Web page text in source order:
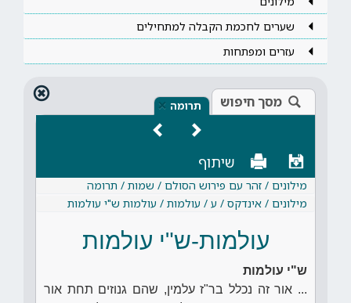
שערים לחכמת הקבלה למתחילים
עזרים ומפתחות
מסך חיפוש תרומה ×
שיתוף
מילונים / זהר עם פירוש הסולם / שמות / תרומה
מילונים / אינדקס / ע / עולמות / עולמות ש"י עולמות
עולמות-ש"י עולמות
ש"י עולמות
... אור זה נכלל בר"ז עלמין, שהם גנוזים תחת אור